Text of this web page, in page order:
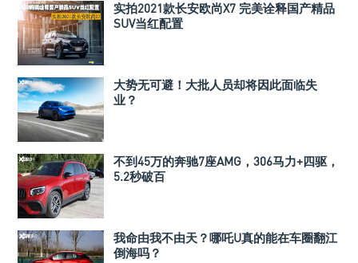
实拍2021款长安欧尚X7 完美诠释国产精品
SUV当红配置
大势无可避！大批人员却将因此面临失
业？
不到45万的奔驰7座AMG，306马力+四驱，
5.2秒破百
我命由我不由天？哪吒U真的能在车圈翻江
倒海吗？